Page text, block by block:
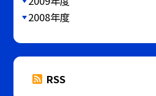
2008年度
RSS